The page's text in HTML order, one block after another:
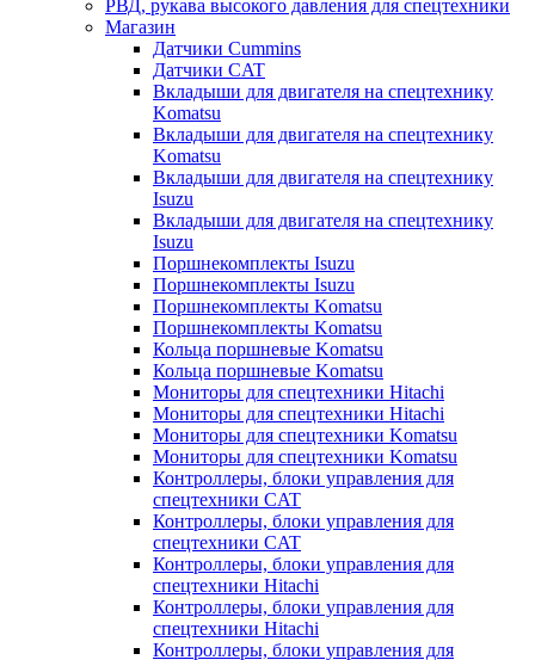
РВД, рукава высокого давления для спецтехники
Магазин
Датчики Cummins
Датчики CAT
Вкладыши для двигателя на спецтехнику
Komatsu
Вкладыши для двигателя на спецтехнику
Komatsu
Вкладыши для двигателя на спецтехнику
Isuzu
Вкладыши для двигателя на спецтехнику
Isuzu
Поршнекомплекты Isuzu
Поршнекомплекты Isuzu
Поршнекомплекты Komatsu
Поршнекомплекты Komatsu
Кольца поршневые Komatsu
Кольца поршневые Komatsu
Мониторы для спецтехники Hitachi
Мониторы для спецтехники Hitachi
Мониторы для спецтехники Komatsu
Мониторы для спецтехники Komatsu
Контроллеры, блоки управления для
спецтехники CAT
Контроллеры, блоки управления для
спецтехники CAT
Контроллеры, блоки управления для
спецтехники Hitachi
Контроллеры, блоки управления для
спецтехники Hitachi
Контроллеры, блоки управления для